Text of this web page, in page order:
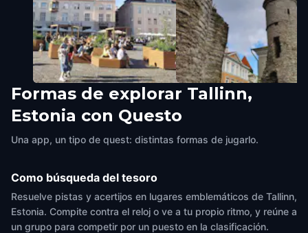
Town Hall Square
Tallinn, Estonia, Estonia
Viru Gate
Formas de explorar Tallinn,
Estonia con Questo
Una app, un tipo de quest: distintas formas de jugarlo.
Como búsqueda del tesoro
Resuelve pistas y acertijos en lugares emblemáticos de Tallinn,
Estonia. Compite contra el reloj o ve a tu propio ritmo, y reúne a
un grupo para competir por un puesto en la clasificación.